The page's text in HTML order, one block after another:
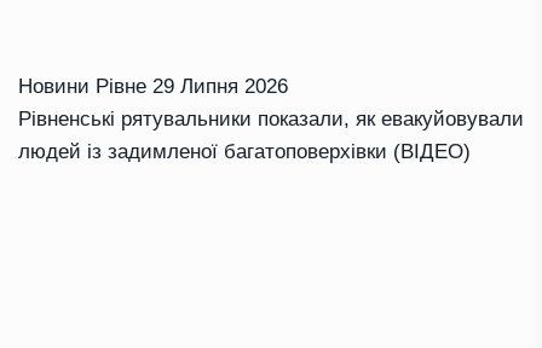
Новини Рівне 29 Липня 2026
Рівненські рятувальники показали, як евакуйовували
людей із задимленої багатоповерхівки (ВІДЕО)